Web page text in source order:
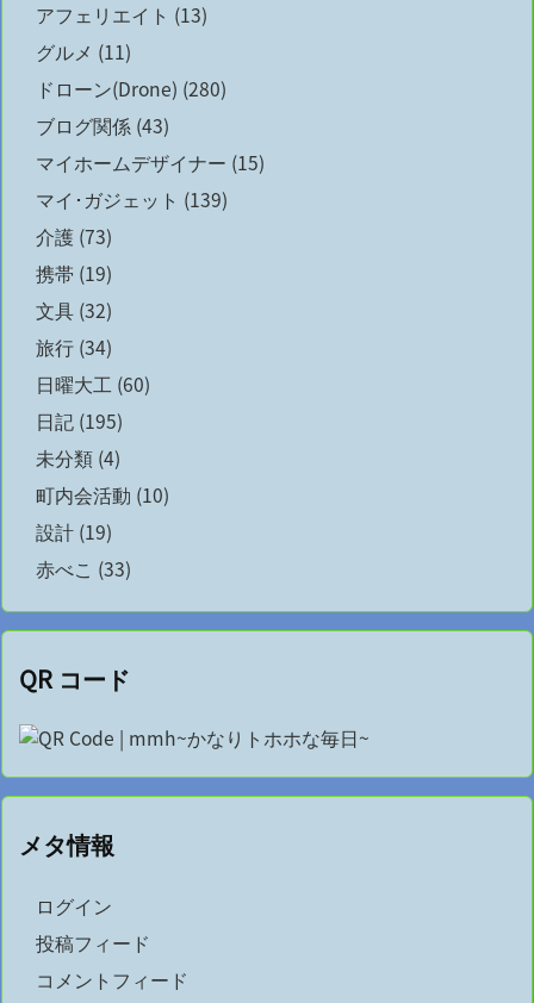
アフェリエイト (13)
グルメ (11)
ドローン(Drone) (280)
ブログ関係 (43)
マイホームデザイナー (15)
マイ･ガジェット (139)
介護 (73)
携帯 (19)
文具 (32)
旅行 (34)
日曜大工 (60)
日記 (195)
未分類 (4)
町内会活動 (10)
設計 (19)
赤べこ (33)
QR コード
メタ情報
ログイン
投稿フィード
コメントフィード